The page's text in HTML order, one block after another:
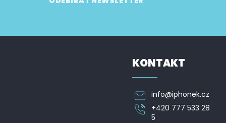
t
KONTAKT
info@iphonek.cz
+420 777 533 28
5